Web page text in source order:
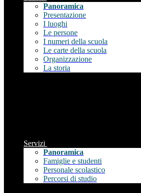
Panoramica
Presentazione
I luoghi
Le persone
I numeri della scuola
Le carte della scuola
Organizzazione
La storia
Servizi
Panoramica
Famiglie e studenti
Personale scolastico
Percorsi di studio